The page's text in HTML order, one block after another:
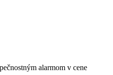
alarmom v cene